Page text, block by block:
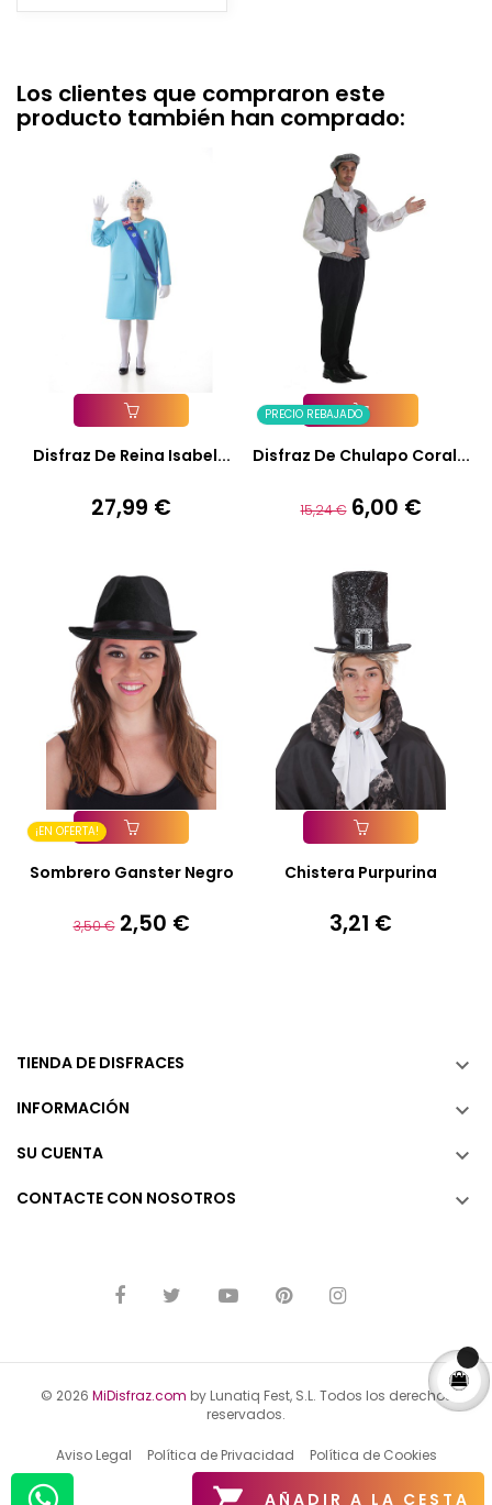
AÑADIR A LA CESTA
Los clientes que compraron este
producto también han comprado:
Añadir A La Cesta
Disfraz De Reina Isabel...
Precio
27,99 €
PRECIO REBAJADO
Añadir A La Cesta
Disfraz De Chulapo Coral...
Precio
15,24 € Precio
6,00 €
¡EN OFERTA!
Añadir A La Cesta
Sombrero Ganster Negro
Precio
3,50 € Precio
2,50 €
Añadir A La Cesta
Chistera Purpurina
Precio
3,21 €
TIENDA DE DISFRACES 
INFORMACIÓN 
SU CUENTA 
CONTACTE CON NOSOTROS 
© 2026 MiDisfraz.com by Lunatiq Fest, S.L. Todos los derechos
reservados.
Aviso Legal Política de Privacidad Política de Cookies